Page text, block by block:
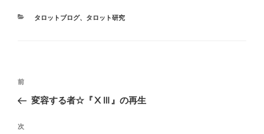
ok r
カ
タロットブログ、 タロット研究
投
ナ
ビ
前
の
稿
前
変容する者☆『ⅩⅢ』の再生
次
次